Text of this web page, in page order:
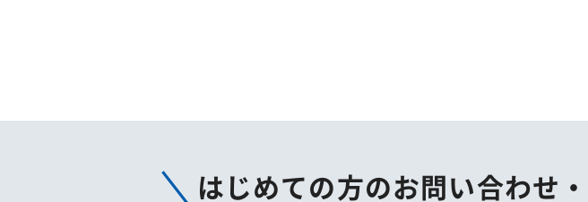
はじめての方のお問い合わせ・